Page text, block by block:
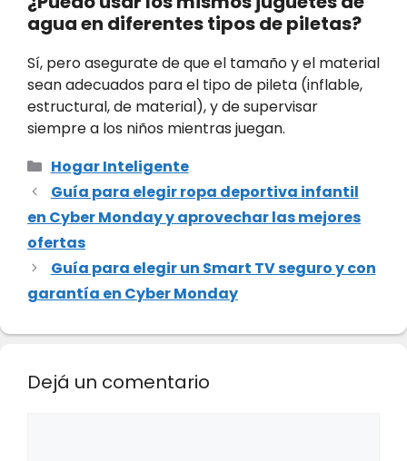
agua en diferentes tipos de piletas?
Sí, pero asegurate de que el tamaño y el material
sean adecuados para el tipo de pileta (inflable,
estructural, de material), y de supervisar
siempre a los niños mientras juegan.
Categorías
Hogar Inteligente
Guía para elegir ropa deportiva infantil
en Cyber Monday y aprovechar las mejores
ofertas
Guía para elegir un Smart TV seguro y con
garantía en Cyber Monday
Dejá un comentario